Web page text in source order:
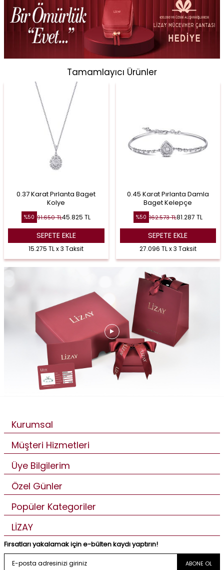
Tamamlayıcı Ürünler
0.37 Karat Pırlanta Baget
Kolye
%50 91.650TL45.825 TL
SEPETE EKLE
15.275 TL x 3 Taksit
0.45 Karat Pırlanta Damla
Baget Kelepçe
%50 162.573TL81.287 TL
SEPETE EKLE
27.096 TL x 3 Taksit
Kurumsal
Müşteri Hizmetleri
Üye Bilgilerim
Özel Günler
Popüler Kategoriler
LİZAY
Fırsatları yakalamak için e-bülten kaydı yaptırın!
ABONE OL